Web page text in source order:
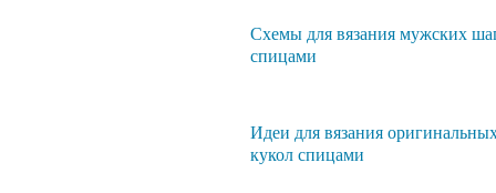
Схемы для вязания мужских
спицами
Идеи для вязания
кукол спицами